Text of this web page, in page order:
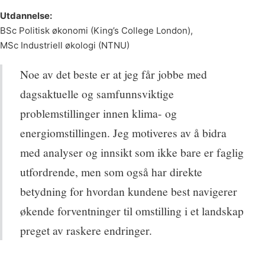
Utdannelse:
BSc Politisk økonomi (King’s College London),
MSc Industriell økologi (NTNU)
Noe av det beste er at jeg får jobbe med
dagsaktuelle og samfunnsviktige
problemstillinger innen klima- og
energiomstillingen. Jeg motiveres av å bidra
med analyser og innsikt som ikke bare er faglig
utfordrende, men som også har direkte
betydning for hvordan kundene best navigerer
økende forventninger til omstilling i et landskap
preget av raskere endringer.